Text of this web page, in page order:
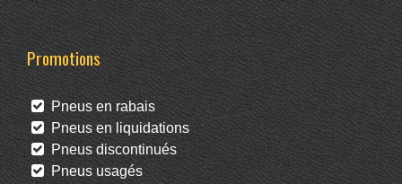
Promotions
Pneus en rabais
Pneus en liquidations
Pneus discontinués
Pneus usagés